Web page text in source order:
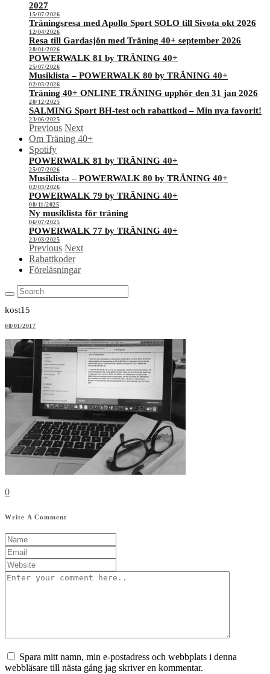
2027
15/07/2026
Träningsresa med Apollo Sport SOLO till Sivota okt 2026
12/04/2026
Resa till Gardasjön med Träning 40+ september 2026
28/01/2026
POWERWALK 81 by TRÄNING 40+
25/07/2026
Musiklista – POWERWALK 80 by TRÄNING 40+
02/03/2026
Träning 40+ ONLINE TRÄNING upphör den 31 jan 2026
20/12/2025
SALMING Sport BH-test och rabattkod – Min nya favorit!
23/06/2025
Previous Next
Om Träning 40+
Spotify
POWERWALK 81 by TRÄNING 40+
25/07/2026
Musiklista – POWERWALK 80 by TRÄNING 40+
02/03/2026
POWERWALK 79 by TRÄNING 40+
08/11/2025
Ny musiklista för träning
06/07/2025
POWERWALK 77 by TRÄNING 40+
23/03/2025
Previous Next
Rabattkoder
Föreläsningar
kost15
08/01/2017
0
Write A Comment
Spara mitt namn, min e-postadress och webbplats i denna
webbläsare till nästa gång jag skriver en kommentar.